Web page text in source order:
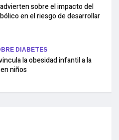
sobre el impacto del
en el riesgo de desarrollar
DIABETES
la obesidad infantil a la
niños